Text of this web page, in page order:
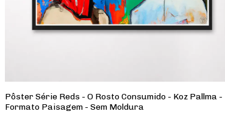
Pôster Série Reds - O Rosto Consumido - Koz Pallma -
Formato Paisagem - Sem Moldura